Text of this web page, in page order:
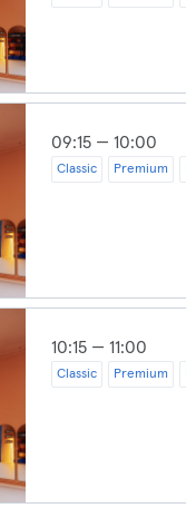
09:15 — 10:00
Classic Premium
10:15 — 11:00
Classic Premium